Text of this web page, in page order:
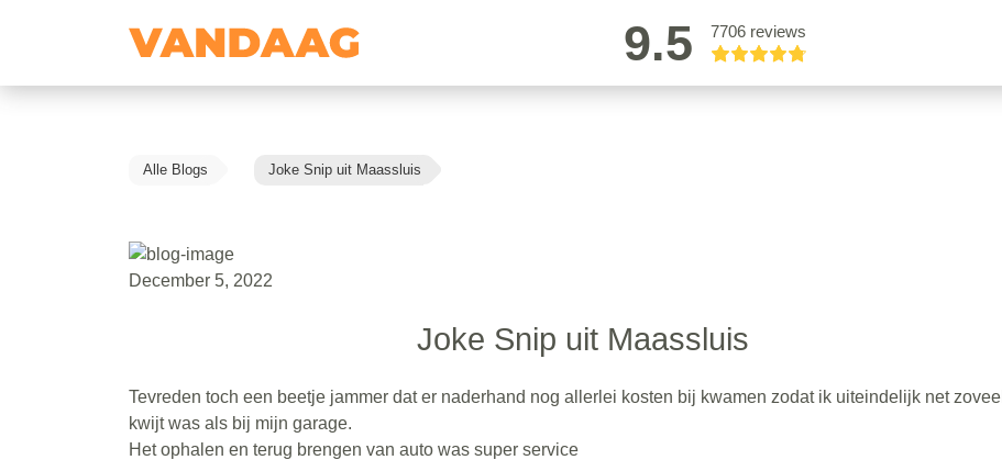
9.5 7706 reviews
Alle Blogs Joke Snip uit Maassluis
December 5, 2022
Joke Snip uit Maassluis
Tevreden toch een beetje jammer dat er naderhand nog allerlei kosten bij kwamen zodat ik uiteindelijk net zoveel
kwijt was als bij mijn garage.
Het ophalen en terug brengen van auto was super service